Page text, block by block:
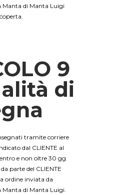
Manta di Manta Luigi
9
di
tramite corriere
dal CLIENTE al
e non oltre 30 gg.
parte del CLIENTE
ordine inviata da
Manta di Manta Luigi.